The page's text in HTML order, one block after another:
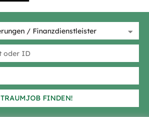
TRAUMJOB FINDEN!